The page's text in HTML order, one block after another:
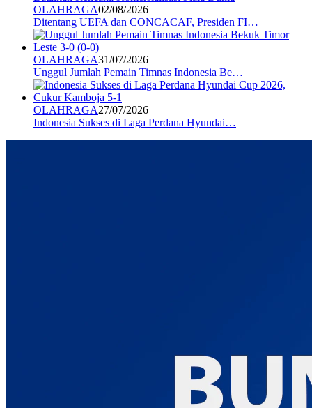
OLAHRAGA02/08/2026
Ditentang UEFA dan CONCACAF, Presiden FI…
OLAHRAGA31/07/2026
Unggul Jumlah Pemain Timnas Indonesia Be…
OLAHRAGA27/07/2026
Indonesia Sukses di Laga Perdana Hyundai…